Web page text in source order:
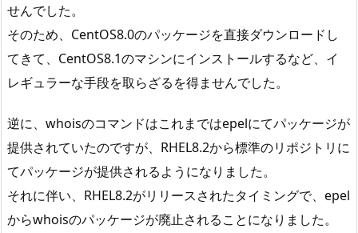
せんでした。
そのため、CentOS8.0のパッケージを直接ダウンロードし
てきて、CentOS8.1のマシンにインストールするなど、イ
レギュラーな手段を取らざるを得ませんでした。
逆に、whoisのコマンドはこれまではepelにてパッケージが
提供されていたのですが、RHEL8.2から標準のリポジトリに
てパッケージが提供されるようになりました。
それに伴い、RHEL8.2がリリースされたタイミングで、epel
からwhoisのパッケージが廃止されることになりました。